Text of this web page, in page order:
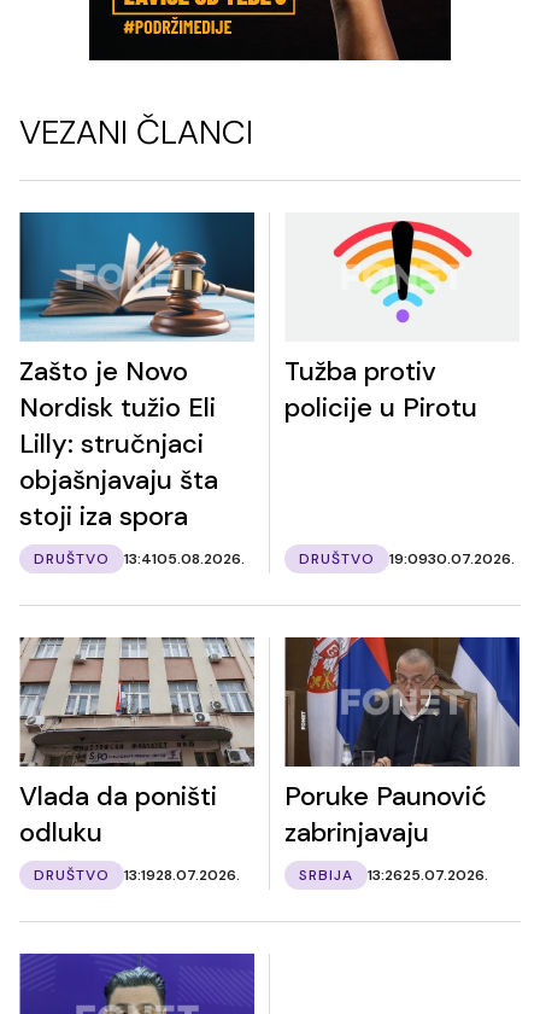
VEZANI ČLANCI
Zašto je Novo
Nordisk tužio Eli
Lilly: stručnjaci
objašnjavaju šta
stoji iza spora
DRUŠTVO 13:4105.08.2026.
Tužba protiv
policije u Pirotu
DRUŠTVO 19:0930.07.2026.
Vlada da poništi
odluku
DRUŠTVO 13:1928.07.2026.
Poruke Paunović
zabrinjavaju
SRBIJA 13:2625.07.2026.